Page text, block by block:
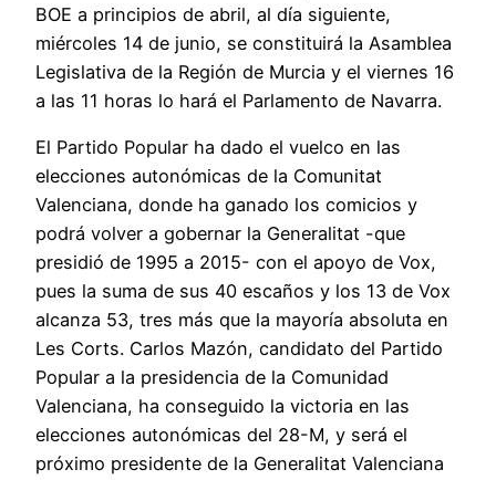
BOE a principios de abril, al día siguiente,
miércoles 14 de junio, se constituirá la Asamblea
Legislativa de la Región de Murcia y el viernes 16
a las 11 horas lo hará el Parlamento de Navarra.
El Partido Popular ha dado el vuelco en las
elecciones autonómicas de la Comunitat
Valenciana, donde ha ganado los comicios y
podrá volver a gobernar la Generalitat -que
presidió de 1995 a 2015- con el apoyo de Vox,
pues la suma de sus 40 escaños y los 13 de Vox
alcanza 53, tres más que la mayoría absoluta en
Les Corts. Carlos Mazón, candidato del Partido
Popular a la presidencia de la Comunidad
Valenciana, ha conseguido la victoria en las
elecciones autonómicas del 28-M, y será el
próximo presidente de la Generalitat Valenciana